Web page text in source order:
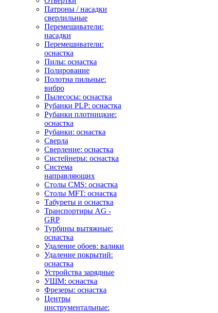
Патроны / насадки
сверлильные
Перемешиватели:
насадки
Перемешиватели:
оснастка
Пилы: оснастка
Полирование
Полотна пильные:
вибро
Пылесосы: оснастка
Рубанки PLP: оснастка
Рубанки плотницкие:
оснастка
Рубанки: оснастка
Сверла
Сверление: оснастка
Систейнеры: оснастка
Система
направляющих
Столы CMS: оснастка
Столы MFT: оснастка
Табуреты и оснастка
Транспортиры AG -
GRP
Турбины вытяжные:
оснастка
Удаление обоев: валики
Удаление покрытий:
оснастка
Устройства зарядные
УШМ: оснастка
Фрезеры: оснастка
Центры
инструментальные: